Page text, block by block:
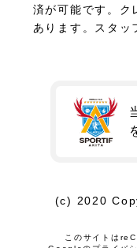
済が可能です。ク
あります。スタッ
(c) 2020
このサイトは